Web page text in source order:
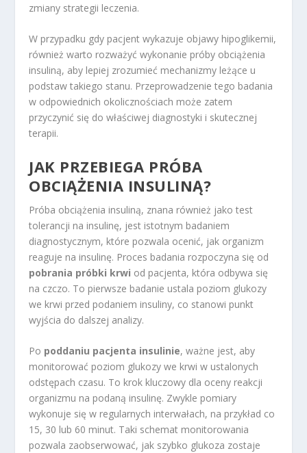
zmiany strategii leczenia.
W przypadku gdy pacjent wykazuje objawy hipoglikemii,
również warto rozważyć wykonanie próby obciążenia
insuliną, aby lepiej zrozumieć mechanizmy leżące u
podstaw takiego stanu. Przeprowadzenie tego badania
w odpowiednich okolicznościach może zatem
przyczynić się do właściwej diagnostyki i skutecznej
terapii.
JAK PRZEBIEGA PRÓBA
OBCIĄŻENIA INSULINĄ?
Próba obciążenia insuliną, znana również jako test
tolerancji na insulinę, jest istotnym badaniem
diagnostycznym, które pozwala ocenić, jak organizm
reaguje na insulinę. Proces badania rozpoczyna się od
pobrania próbki krwi od pacjenta, która odbywa się
na czczo. To pierwsze badanie ustala poziom glukozy
we krwi przed podaniem insuliny, co stanowi punkt
wyjścia do dalszej analizy.
Po poddaniu pacjenta insulinie, ważne jest, aby
monitorować poziom glukozy we krwi w ustalonych
odstępach czasu. To krok kluczowy dla oceny reakcji
organizmu na podaną insulinę. Zwykle pomiary
wykonuje się w regularnych interwałach, na przykład co
15, 30 lub 60 minut. Taki schemat monitorowania
pozwala zaobserwować, jak szybko glukoza zostaje